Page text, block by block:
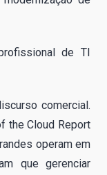
de TI
comercial.
the Cloud Report
operam em
que gerenciar